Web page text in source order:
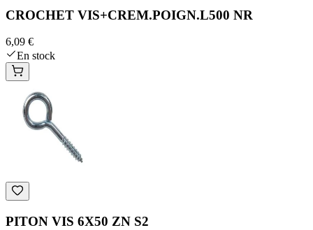
CROCHET VIS+CREM.POIGN.L500 NR
6,09 €
En stock
PITON VIS 6X50 ZN S2